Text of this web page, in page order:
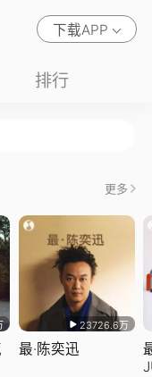
下载APP
排行
更多
23726.6万
最·陈奕迅